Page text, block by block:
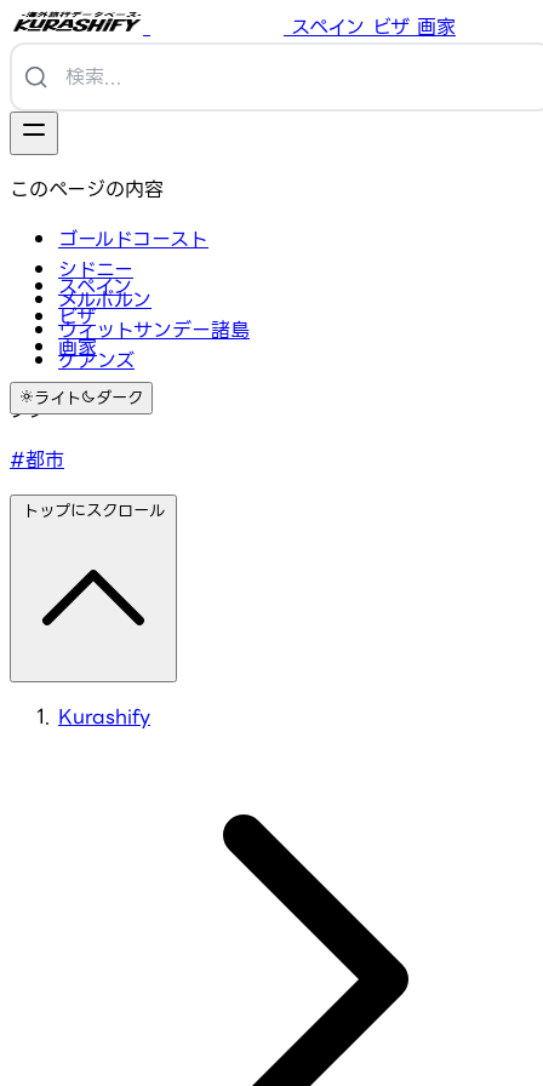
スペイン ビザ 画家
スペイン
ビザ
画家
ライト ダーク
このページの内容
ゴールドコースト
シドニー
メルボルン
ウィットサンデー諸島
ケアンズ
タグ
#都市
トップにスクロール
Kurashify